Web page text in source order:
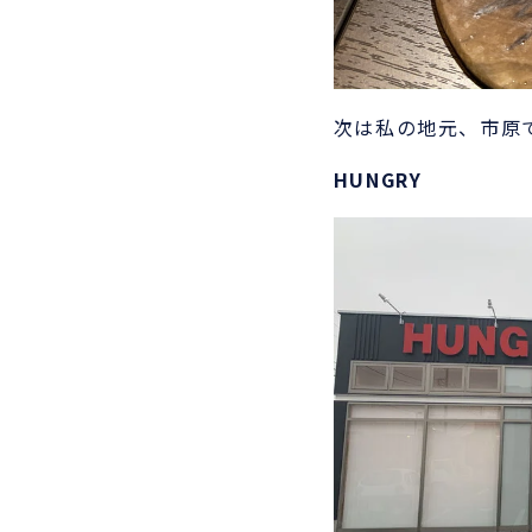
次は私の地元、市原
HUNGRY